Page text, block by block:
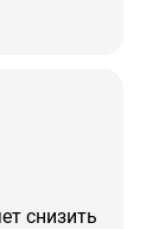
снизить